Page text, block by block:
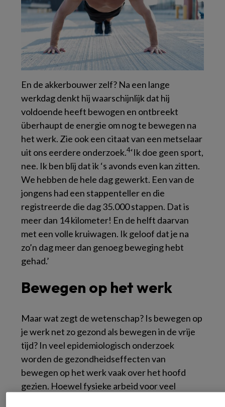
En de akkerbouwer zelf? Na een lange
werkdag denkt hij waarschijnlijk dat hij
voldoende heeft bewogen en ontbreekt
überhaupt de energie om nog te bewegen na
het werk. Zie ook een citaat van een metselaar
uit ons eerdere onderzoek.4‘Ik doe geen sport,
nee. Ik ben blij dat ik ‘s avonds even kan zitten.
We hebben de hele dag gewerkt. Een van de
jongens had een stappenteller en die
registreerde die dag 35.000 stappen. Dat is
meer dan 14 kilometer! En de helft daarvan
met een volle kruiwagen. Ik geloof dat je na
zo’n dag meer dan genoeg beweging hebt
gehad.’
Bewegen op het werk
Maar wat zegt de wetenschap? Is bewegen op
je werk net zo gezond als bewegen in de vrije
tijd? In veel epidemiologisch onderzoek
worden de gezondheidseffecten van
bewegen op het werk vaak over het hoofd
gezien. Hoewel fysieke arbeid voor veel